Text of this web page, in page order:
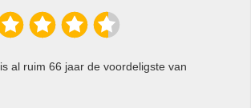
is al ruim 66 jaar de voordeligste van